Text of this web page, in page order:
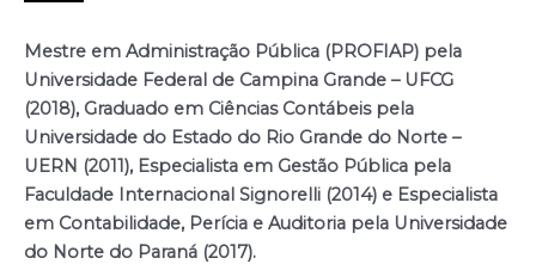
Mestre em Administração Pública (PROFIAP) pela
Universidade Federal de Campina Grande – UFCG
(2018), Graduado em Ciências Contábeis pela
Universidade do Estado do Rio Grande do Norte –
UERN (2011), Especialista em Gestão Pública pela
Faculdade Internacional Signorelli (2014) e Especialista
em Contabilidade, Perícia e Auditoria pela Universidade
do Norte do Paraná (2017).